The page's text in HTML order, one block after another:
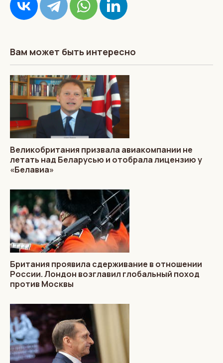
Вам может быть интересно
Великобритания призвала авиакомпании не
летать над Беларусью и отобрала лицензию у
«Белавиа»
Британия проявила сдерживание в отношении
России. Лондон возглавил глобальный поход
против Москвы